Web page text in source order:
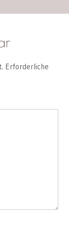
Erforderliche